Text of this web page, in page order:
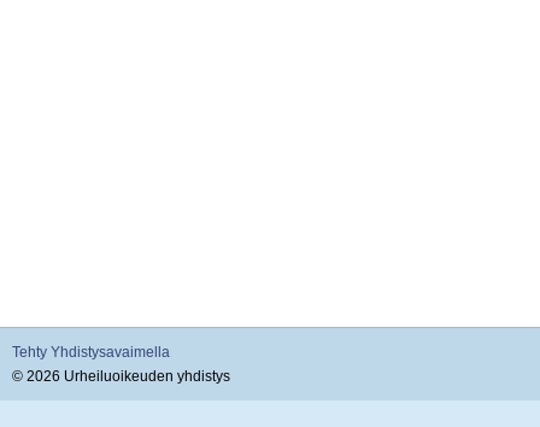
Tehty Yhdistysavaimella
© 2026 Urheiluoikeuden yhdistys